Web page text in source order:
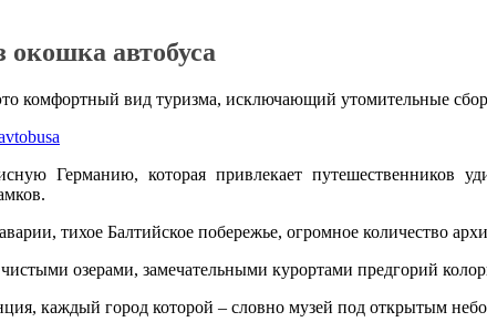
окошка автобуса
комфортный вид туризма, исключающий утомительные
Германию, которая привлекает путешественников
тихое Балтийское побережье, огромное количество
озерами, замечательными курортами предгорий
каждый город которой – словно музей под открытым